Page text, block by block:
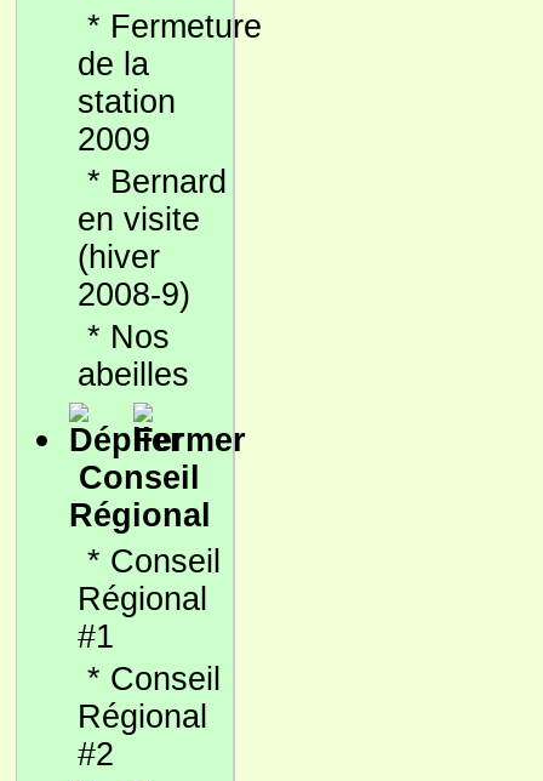
* Fermeture
de la
station
2009
* Bernard
en visite
(hiver
2008-9)
* Nos
abeilles
Conseil
Régional
* Conseil
Régional
#1
* Conseil
Régional
#2